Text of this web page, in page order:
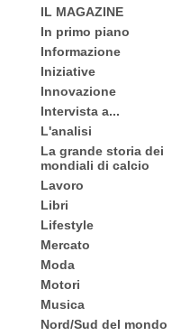
IL MAGAZINE
In primo piano
Informazione
Iniziative
Innovazione
Intervista a...
L'analisi
La grande storia dei
mondiali di calcio
Lavoro
Libri
Lifestyle
Mercato
Moda
Motori
Musica
Nord/Sud del mondo